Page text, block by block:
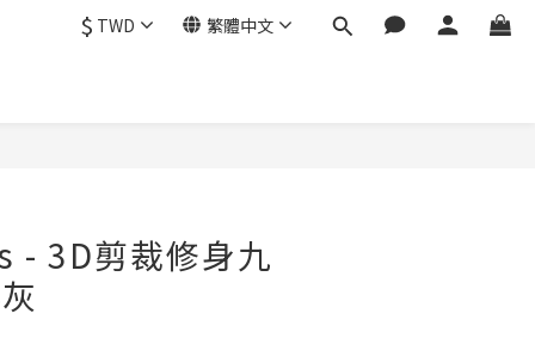
$ TWD 繁體中文
- 3D剪裁修身九